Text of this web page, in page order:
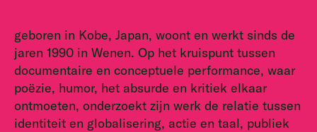
geboren in Kobe, Japan, woont en werkt sinds de
jaren 1990 in Wenen. Op het kruispunt tussen
documentaire en conceptuele performance, waar
poëzie, humor, het absurde en kritiek elkaar
ontmoeten, onderzoekt zijn werk de relatie tussen
identiteit en globalisering, actie en taal, publiek